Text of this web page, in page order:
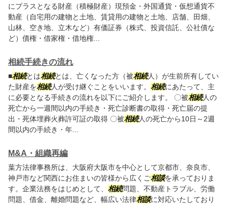
にプラスとなる財産（積極財産）現預金・外国通貨・仮想通貨不
動産（自宅用の建物と土地、賃貸用の建物と土地、店舗、田畑、
山林、空き地、立木など）有価証券（株式、投資信託、公社債な
ど）債権・借家権・借地権...
相続手続きの流れ
■相続とは相続とは、亡くなった方（被相続人）が生前所有してい
た財産を相続人が受け継ぐことをいいます。 相続にあたって、主
に必要となる手続きの流れを以下にご紹介します。 〇被相続人の
死亡から一週間以内の手続き・死亡診断書の取得・死亡届の提
出・死体埋葬火葬許可証の取得 〇被相続人の死亡から10日～2週
間以内の手続き・年...
M&A・組織再編
葉方法律事務所は、大阪府大阪市を中心として京都市、奈良市、
神戸市など関西にお住まいの皆様から広くご相談を承っておりま
す。企業法務をはじめとして、 相続問題、不動産トラブル、労働
問題、借金、離婚問題など、幅広い法律相談に対応いたしており